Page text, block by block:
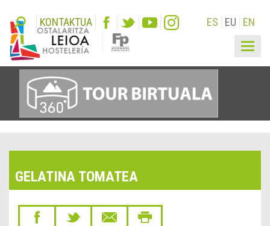
KONTAKTUA ES EU EN
GELATINA TOMATEA